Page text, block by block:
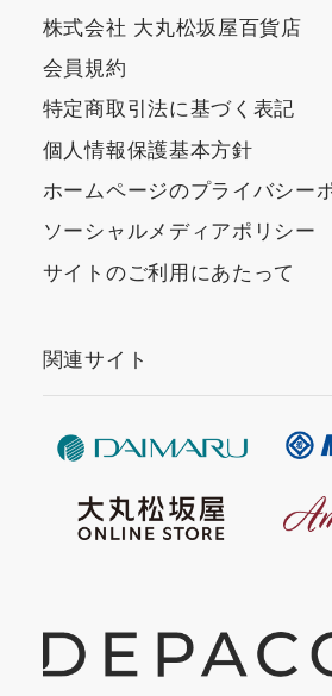
株式会社 大丸松坂屋百貨店
会員規約
特定商取引法に基づく表記
個人情報保護基本方針
ホームページのプライバシー
ソーシャルメディアポリシー
サイトのご利用にあたって
関連サイト